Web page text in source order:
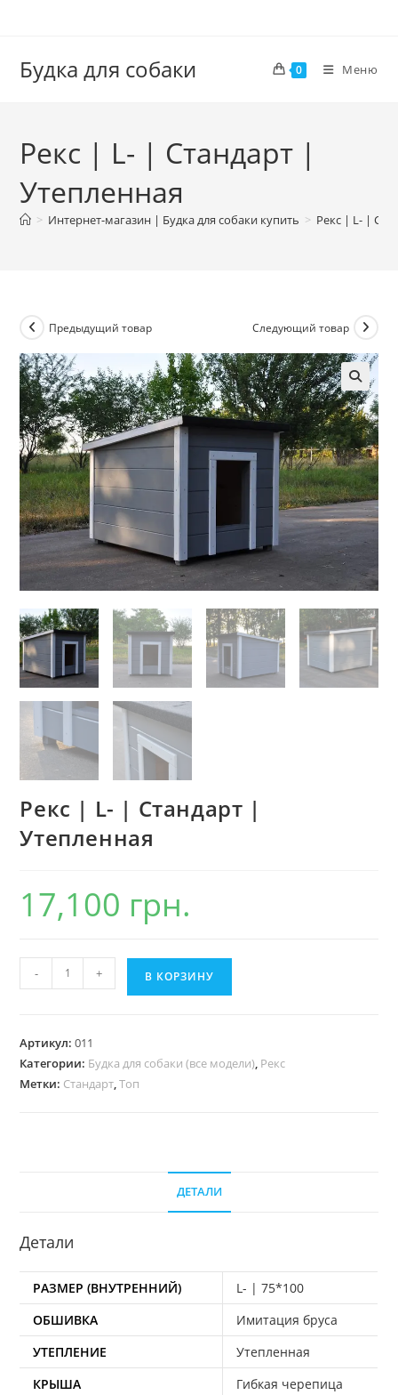
Будка для собаки 0 Меню
Рекс | L- | Стандарт |
Утепленная
> Интернет-магазин | Будка для собаки купить > Рекс | L- |
Предыдущий товар Следующий товар
Рекс | L- | Стандарт |
Утепленная
17,100 грн.
Количество
товара
L-
|
- + В КОРЗИНУ
Артикул:011
Категории: Будка для собаки (все модели), Рекс
Метки: Стандарт,Топ
ДЕТАЛИ
Детали
РАЗМЕР (ВНУТРЕННИЙ)
L- | 75*100
ОБШИВКА
Имитация бруса
УТЕПЛЕНИЕ
Утепленная
КРЫША
Гибкая черепица